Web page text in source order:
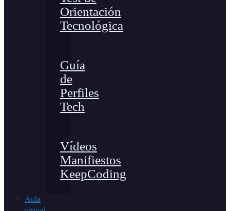
Orientación
Tecnológica
Guía
de
Perfiles
Tech
Vídeos
Manifiestos
KeepCoding
Aula